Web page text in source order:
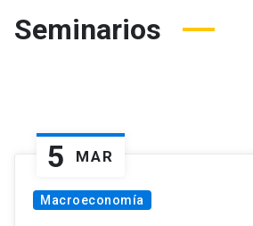
Seminarios
5 MAR
Macroeconomía